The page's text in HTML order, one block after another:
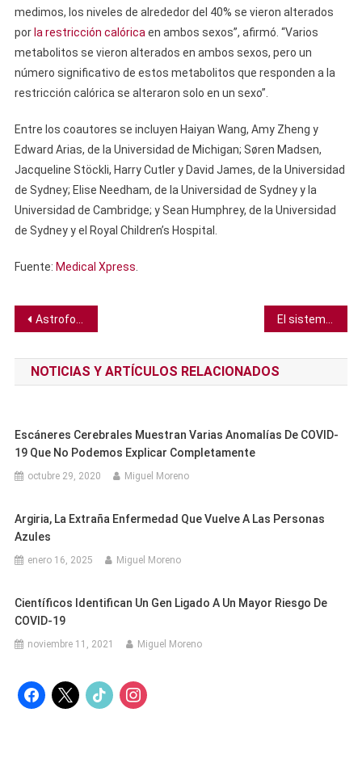
medimos, los niveles de alrededor del 40% se vieron alterados
por la restricción calórica en ambos sexos”, afirmó. “Varios
metabolitos se vieron alterados en ambos sexos, pero un
número significativo de estos metabolitos que responden a la
restricción calórica se alteraron solo en un sexo”.
Entre los coautores se incluyen Haiyan Wang, Amy Zheng y
Edward Arias, de la Universidad de Michigan; Søren Madsen,
Jacqueline Stöckli, Harry Cutler y David James, de la Universidad
de Sydney; Elise Needham, de la Universidad de Sydney y la
Universidad de Cambridge; y Sean Humphrey, de la Universidad
de Sydney y el Royal Children’s Hospital.
Fuente: Medical Xpress
Navegación
de
entradas
Astrofotógrafo captura a un paracaidista “cayendo” en la superficie del Sol
NOTICIAS Y ARTÍCULOS RELACIONADOS
Escáneres Cerebrales Muestran Varias Anomalías De COVID-
19 Que No Podemos Explicar Completamente
octubre 29, 2020 Miguel Moreno
Argiria, La Extraña Enfermedad Que Vuelve A Las Personas
Azules
enero 16, 2025 Miguel Moreno
Científicos Identifican Un Gen Ligado A Un Mayor Riesgo De
COVID-19
noviembre 11, 2021 Miguel Moreno
facebook
x tiktok instagram